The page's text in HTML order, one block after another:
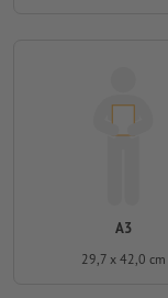
A3
29,7 x 42,0 cm